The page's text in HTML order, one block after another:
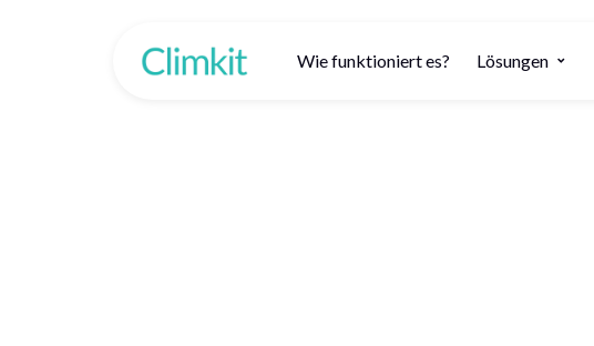
Wie funktioniert es? Lösungen